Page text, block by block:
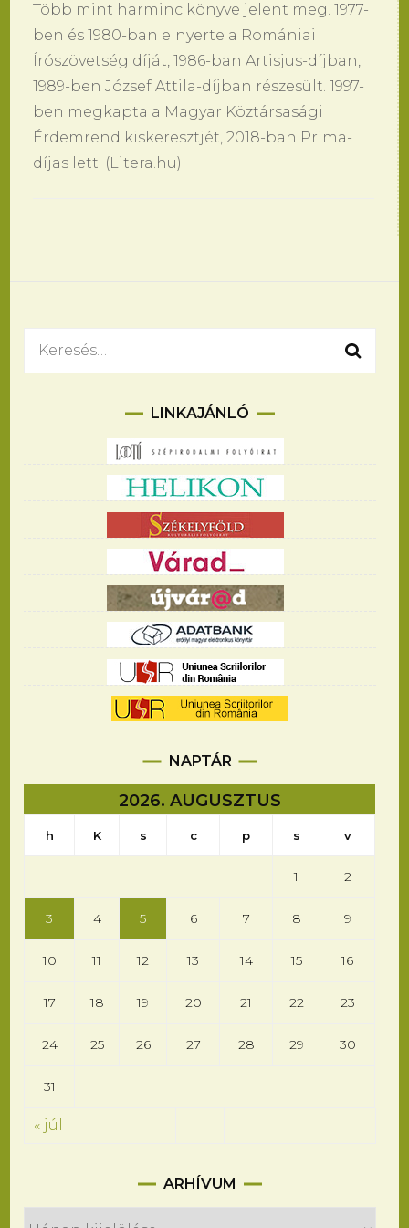
Több mint harminc könyve jelent meg. 1977-
ben és 1980-ban elnyerte a Romániai
Írószövetség díját, 1986-ban Artisjus-díjban,
1989-ben József Attila-díjban részesült. 1997-
ben megkapta a Magyar Köztársasági
Érdemrend kiskeresztjét, 2018-ban Prima-
díjas lett. (Litera.hu)
Keresés:
LINKAJÁNLÓ
NAPTÁR
2026. AUGUSZTUS
h K s c p s v
1 2
3 4 5 6 7 8 9
10 11 12 13 14 15 16
17 18 19 20 21 22 23
24 25 26 27 28 29 30
31
« júl
ARHÍVUM
Arhívum